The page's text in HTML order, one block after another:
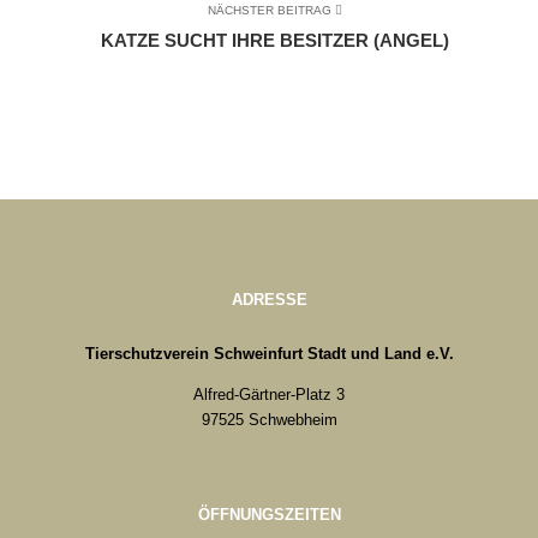
NÄCHSTER BEITRAG
KATZE SUCHT IHRE BESITZER (ANGEL)
ADRESSE
Tierschutzverein Schweinfurt Stadt und Land e.V.
Alfred-Gärtner-Platz 3
97525 Schwebheim
ÖFFNUNGSZEITEN